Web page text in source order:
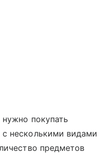
покупать
несколькими видами
предметов